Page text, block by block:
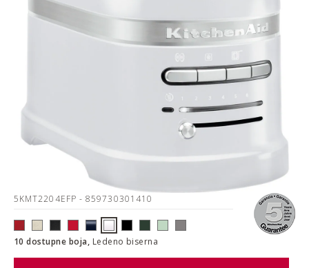
5KMT2204EFP - 859730301410
10 dostupne boja, Ledeno biserna